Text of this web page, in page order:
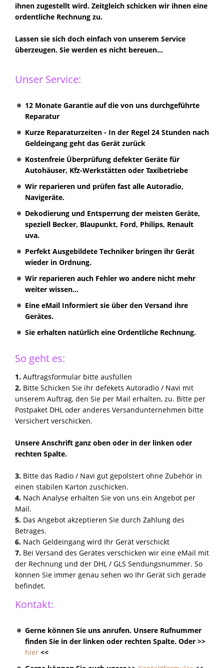
ihnen zugestellt wird. Zeitgleich schicken wir ihnen eine
ordentliche Rechnung zu.
Lassen sie sich doch einfach von unserem Service
überzeugen. Sie werden es nicht bereuen...
Unser Service:
12 Monate Garantie auf die von uns durchgeführte
Reparatur
Kurze Reparaturzeiten - In der Regel 24 Stunden nach
Geldeingang geht das Gerät zurück
Kostenfreie Überprüfung defekter Geräte für
Autohäuser, Kfz-Werkstätten oder Taxibetriebe
Wir reparieren und prüfen fast alle Autoradio,
Navigeräte.
Dekodierung und Entsperrung der meisten Geräte,
speziell Becker, Blaupunkt, Ford, Philips, Renault
uva.
Perfekt Ausgebildete Techniker bringen ihr Gerät
wieder in Ordnung.
Wir reparieren auch Fehler wo andere nicht mehr
weiter wissen...
Eine eMail Informiert sie über den Versand ihre
Gerätes.
Sie erhalten natürlich eine Ordentliche Rechnung.
So geht es:
1. Auftragsformular bitte ausfüllen
2. Bitte Schicken Sie ihr defekets Autoradio / Navi mit
unserem Auftrag, den Sie per Mail erhalten, zu. Bitte per
Postpaket DHL oder anderes Versandunternehmen bitte
Versichert verschicken.
Unsere Anschrift ganz oben oder in der linken oder
rechten Spalte.
3. Bitte das Radio / Navi gut gepolstert ohne Zubehör in
einen stabilen Karton zuschicken.
4. Nach Analyse erhalten Sie von uns ein Angebot per
Mail.
5. Das Angebot akzeptieren Sie durch Zahlung des
Betrages.
6. Nach Geldeingang wird Ihr Gerät verschickt
7. Bei Versand des Gerätes verschicken wir eine eMail mit
der Rechnung und der DHL / GLS Sendungsnummer. So
können Sie immer genau sehen wo Ihr Gerät sich gerade
befindet.
Kontakt:
Gerne können Sie uns anrufen. Unsere Rufnummer
finden Sie in der linken oder rechten Spalte. Oder >>
hier <<